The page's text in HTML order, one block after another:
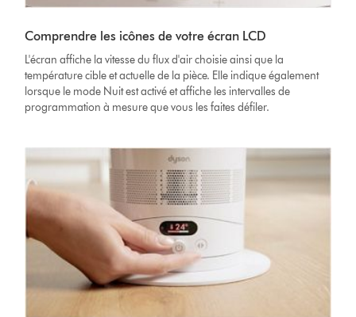
Comprendre les icônes de votre écran LCD
L'écran affiche la vitesse du flux d'air choisie ainsi que la
température cible et actuelle de la pièce. Elle indique également
lorsque le mode Nuit est activé et affiche les intervalles de
programmation à mesure que vous les faites défiler.